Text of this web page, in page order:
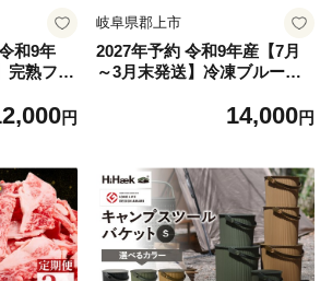
和9年
完熟フレ
スムー
ぶるー
生 大粒
大粒 ぶ
リー 生
ー 生 大
円
岐阜県郡上市
2027年予約 令和9年産【7月
～3月末発送】冷凍ブルーベ
ー 冷凍 スムージー ヨーグル
ー 冷凍 国産 1㎏ ブルーベリ
ー 冷凍 大粒 国産 ブルーベリ
ー 冷凍 国産 1㎏ ブルーベリ
ー 冷凍 大粒 国産 ブルーベリ
ー 冷凍 国産 1㎏ ブルーベリ
14,000円